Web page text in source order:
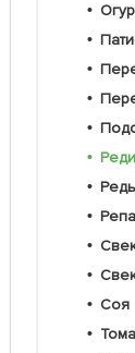
Репа
Соя